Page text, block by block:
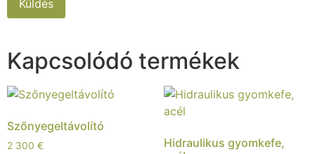
Kapcsolódó termékek
Szőnyegeltávolító
2 300 €
Hidraulikus gyomkefe,